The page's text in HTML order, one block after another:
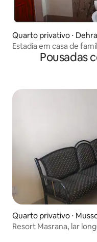
Quarto privativo ⋅
Estadia em casa de
Pousadas
Quarto privativo ⋅
Resort Masrana, lar